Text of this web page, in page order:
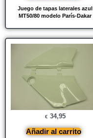
Juego de tapas laterales azul
MT50/80 modelo París-Dakar
€ 34,95
Añadir al carrito